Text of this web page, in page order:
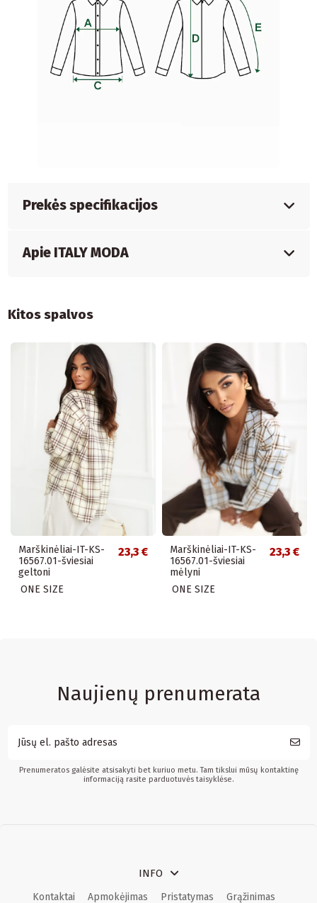
Prekės specifikacijos
Apie ITALY MODA
Kitos spalvos
Marškinėliai-IT-KS-
16567.01-šviesiai
geltoni
23,3 €
ONE SIZE
Marškinėliai-IT-KS-
16567.01-šviesiai
mėlyni
23,3 €
ONE SIZE
Naujienų prenumerata
Prenumeratos galėsite atsisakyti bet kuriuo metu. Tam tikslui mūsų kontaktinę
informaciją rasite parduotuvės taisyklėse.
INFO
Kontaktai Apmokėjimas Pristatymas Grąžinimas